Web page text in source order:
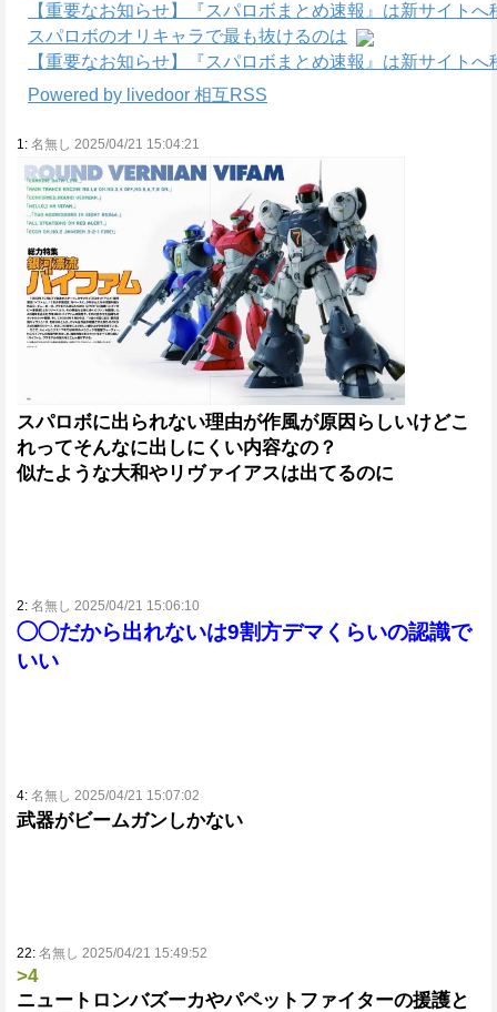
【重要なお知らせ】『スパロボまとめ速報』は新サイトへ
スパロボのオリキャラで最も抜けるのは
【重要なお知らせ】『スパロボまとめ速報』は新サイトへ
Powered by livedoor 相互RSS
1: 名無し 2025/04/21 15:04:21
スパロボに出られない理由が作風が原因らしいけどこ
れってそんなに出しにくい内容なの？
似たような大和やリヴァイアスは出てるのに
2: 名無し 2025/04/21 15:06:10
◯◯だから出れないは9割方デマくらいの認識で
いい
4: 名無し 2025/04/21 15:07:02
武器がビームガンしかない
22: 名無し 2025/04/21 15:49:52
>4
ニュートロンバズーカやパペットファイターの援護と